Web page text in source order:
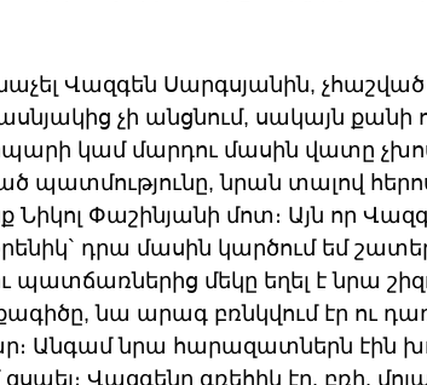
Վազգեն Սարգսյանին, չհաշված
չի անցնում, սակայն քանի
կամ մարդու մասին վատը
պատմությունը, նրան տալով
Նիկոլ Փաշինյանի մոտ։ Այն որ
դրա մասին կարծում եմ
պատճառներից մեկը եղել է նրա
նա արագ բռնկվում էր ու
Անգամ նրա հարազատներն էին
Վազգենը գռեհիկ էր, բռի,